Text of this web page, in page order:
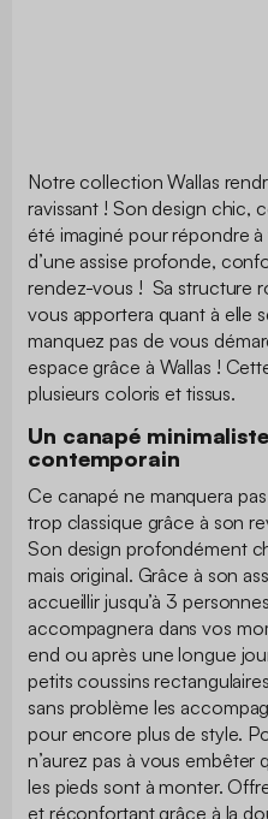
Notre collection Wallas
ravissant ! Son design chic,
été imaginé pour répondre
d’une assise profonde,
rendez-vous ! Sa structure
vous apportera quant à elle
manquez pas de vous
espace grâce à Wallas !
plusieurs coloris et tissus.
Un canapé
contemporain
Ce canapé ne manquera
trop classique grâce à son
Son design profondément
mais original. Grâce à son
accueillir jusqu’à 3
accompagnera dans vos
end ou après une longue
petits coussins
sans problème les
pour encore plus de style.
n’aurez pas à vous embêter
les pieds sont à monter.
et réconfortant grâce à la